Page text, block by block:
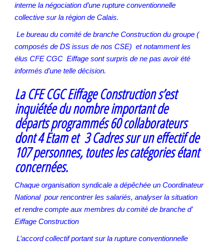
interne la négociation d’une rupture conventionnelle
collective sur la région de Calais.
Le bureau du comité de branche Construction du groupe (
composés de DS issus de nos CSE) et notamment les
élus CFE CGC Eiffage sont surpris de ne pas avoir été
informés d’une telle décision.
La CFE CGC Eiffage Construction s’est
inquiétée du nombre important de
départs programmés 60 collaborateurs
dont 4 Etam et 3 Cadres sur un effectif de
107 personnes, toutes les catégories étant
concernées.
Chaque organisation syndicale a dépêchée un Coordinateur
National pour rencontrer les salariés, analyser la situation
et rendre compte aux membres du comité de branche d’
Eiffage Construction
L’accord collectif portant sur la rupture conventionnelle